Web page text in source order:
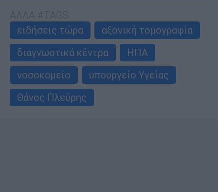
ειδήσεις τώρα
αξονική τομογραφία
διαγνωστικά κέντρα
ΗΠΑ
νοσοκομείο
υπουργείο Υγείας
Θάνος Πλεύρης